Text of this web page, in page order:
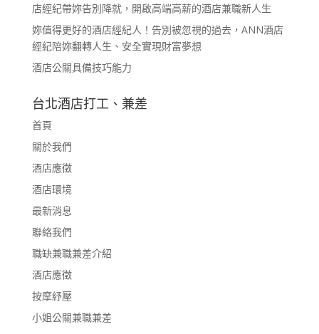
店經紀帶妳告別降就，開啟高端高薪的酒店兼職新人生
妳值得更好的酒店經紀人！告別被忽視的過去，ANN酒店
經紀陪妳翻轉人生、安全實現財富夢想
酒店公關具備技巧能力
台北酒店打工、兼差
首頁
關於我們
酒店應徵
酒店環境
最新消息
聯絡我們
職缺兼職兼差介紹
酒店應徵
按摩紓壓
小姐公關兼職兼差